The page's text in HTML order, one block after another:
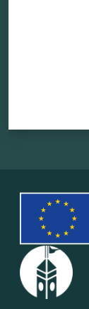
amministrativi
Sportello
telematico
SUE
Tutti